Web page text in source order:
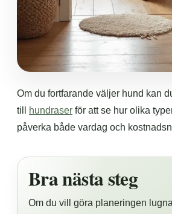
Om du fortfarande väljer hund kan
till
hundraser för att se hur olika
påverka både vardag och
Bra nästa steg
Om du vill göra planeringen